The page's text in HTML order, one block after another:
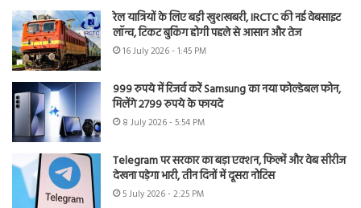
रेल यात्रियों के लिए बड़ी खुशखबरी, IRCTC की नई वेबसाइट
लॉन्च, टिकट बुकिंग होगी पहले से आसान और तेज
16 July 2026 - 1:45 PM
999 रुपये में रिजर्व करें Samsung का नया फोल्डेबल फोन,
मिलेंगे 2799 रुपये के फायदे
8 July 2026 - 5:54 PM
Telegram पर सरकार का बड़ा एक्शन, फिल्में और वेब सीरीज
देखना पड़ेगा भारी, तीन दिनों में दूसरा नोटिस
5 July 2026 - 2:25 PM